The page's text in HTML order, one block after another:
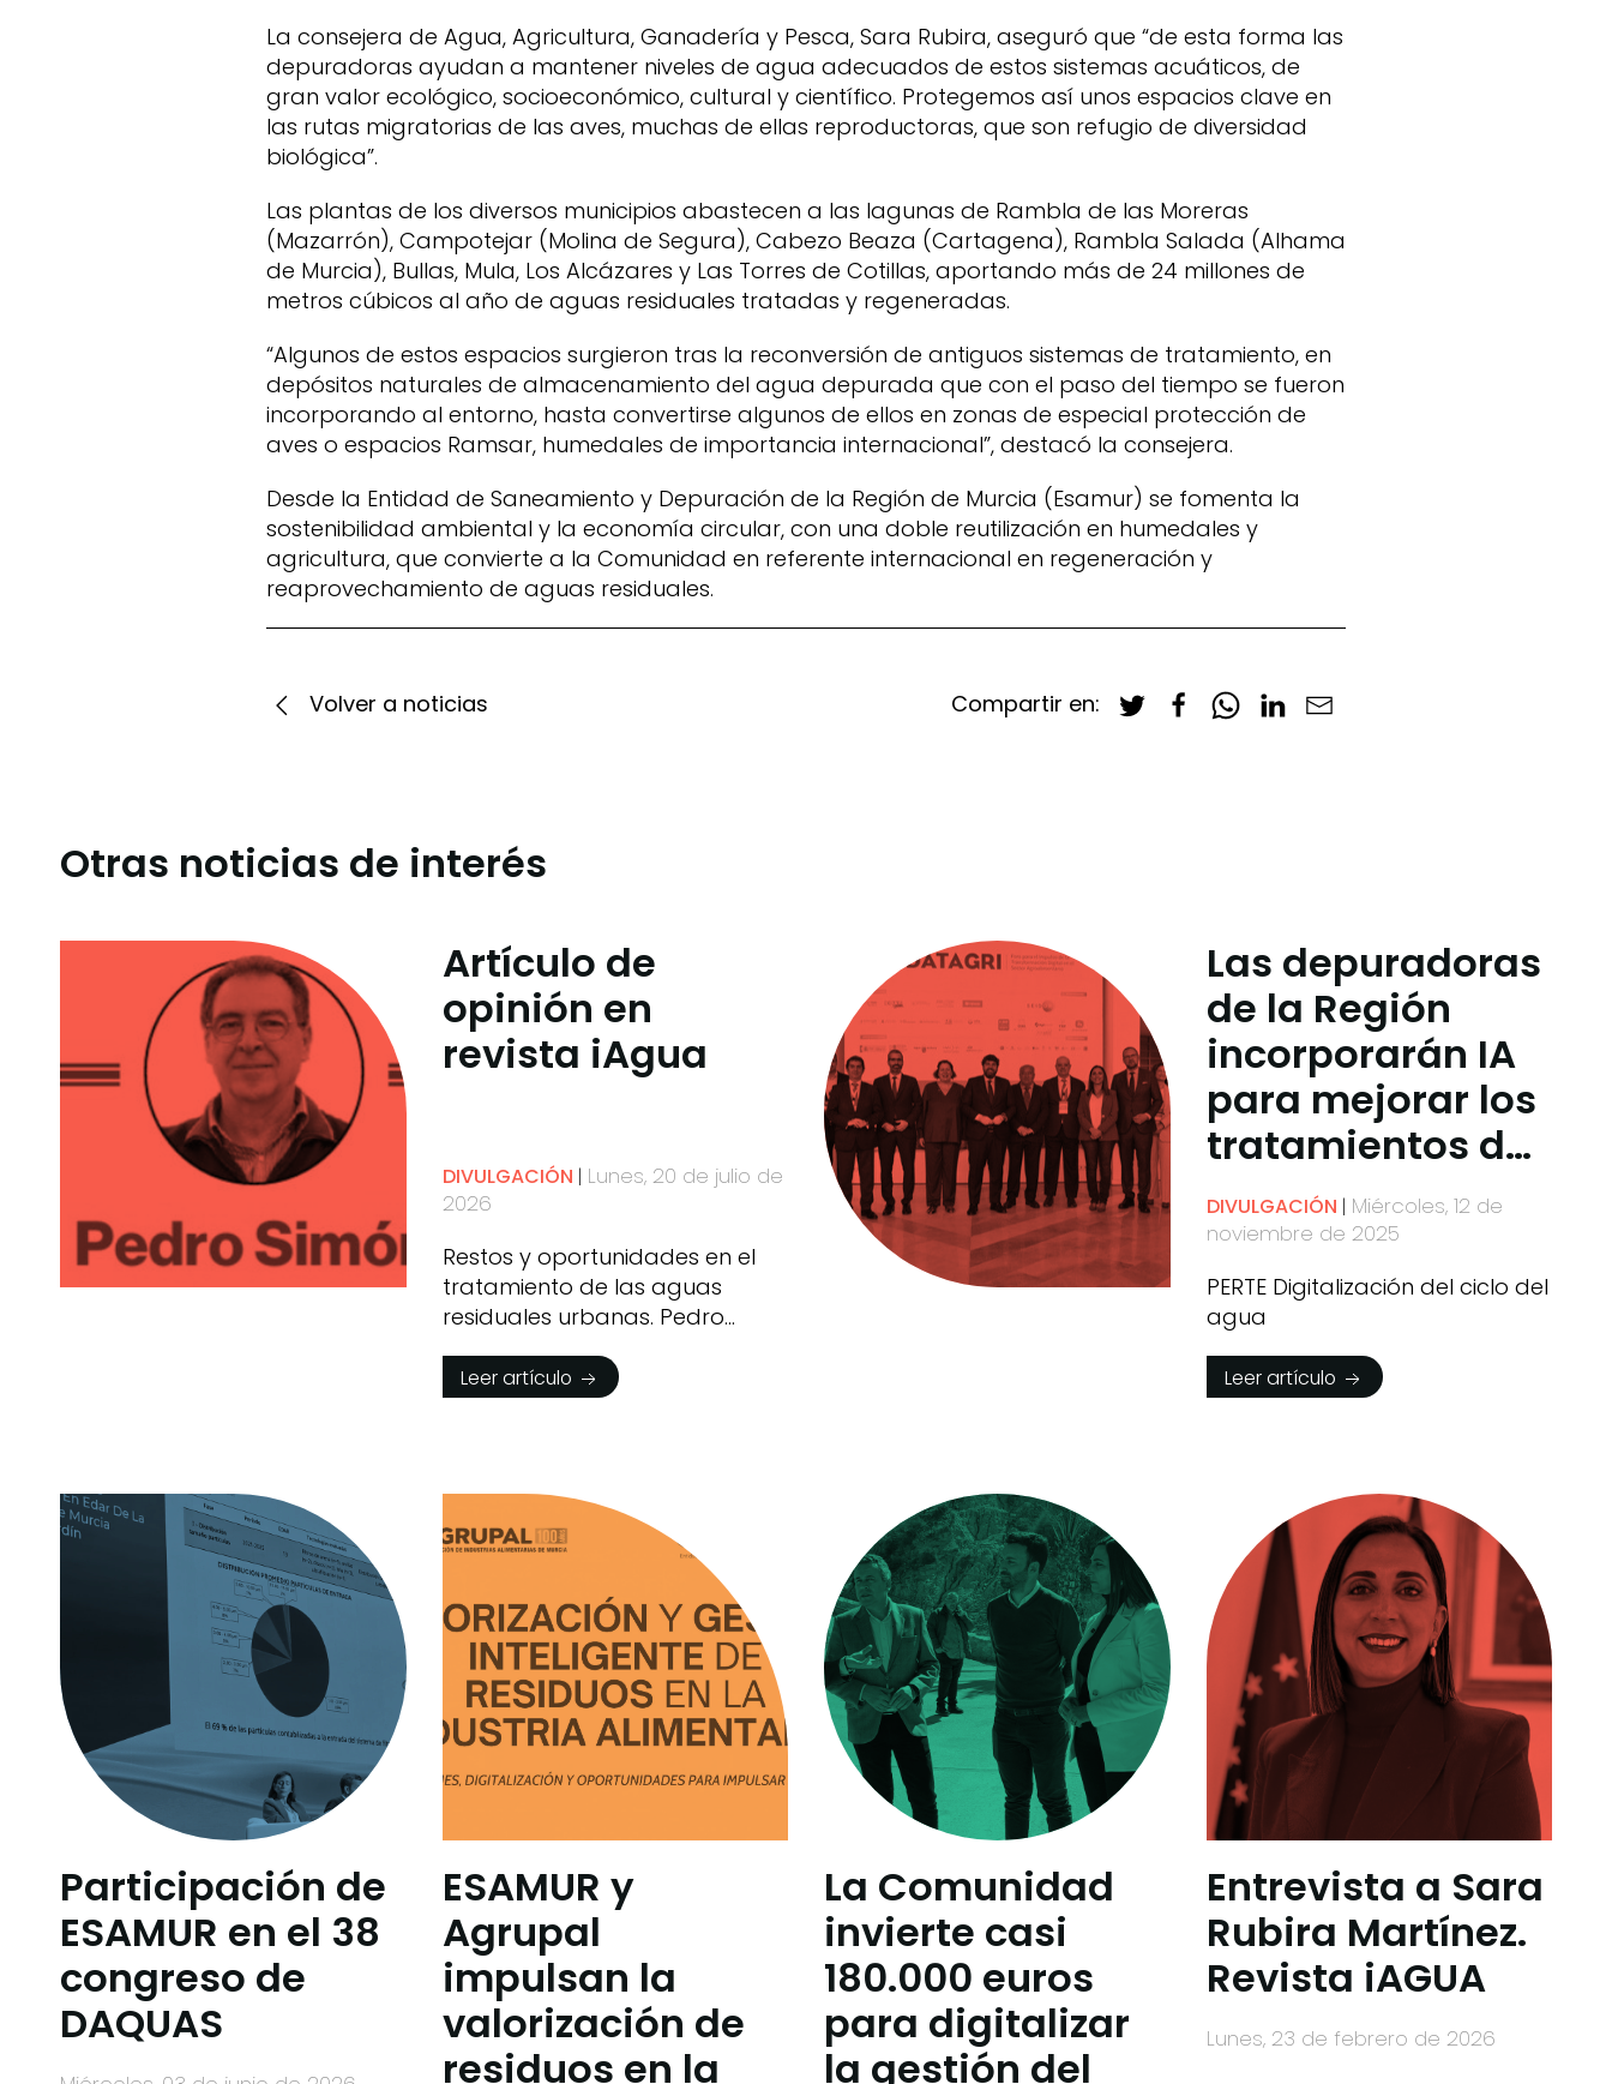
La consejera de Agua, Agricultura, Ganadería y Pesca, Sara Rubira, aseguró que “de esta forma las
depuradoras ayudan a mantener niveles de agua adecuados de estos sistemas acuáticos, de
gran valor ecológico, socioeconómico, cultural y científico. Protegemos así unos espacios clave en
las rutas migratorias de las aves, muchas de ellas reproductoras, que son refugio de diversidad
biológica”.
Las plantas de los diversos municipios abastecen a las lagunas de Rambla de las Moreras
(Mazarrón), Campotejar (Molina de Segura), Cabezo Beaza (Cartagena), Rambla Salada (Alhama
de Murcia), Bullas, Mula, Los Alcázares y Las Torres de Cotillas, aportando más de 24 millones de
metros cúbicos al año de aguas residuales tratadas y regeneradas.
“Algunos de estos espacios surgieron tras la reconversión de antiguos sistemas de tratamiento, en
depósitos naturales de almacenamiento del agua depurada que con el paso del tiempo se fueron
incorporando al entorno, hasta convertirse algunos de ellos en zonas de especial protección de
aves o espacios Ramsar, humedales de importancia internacional”, destacó la consejera.
Desde la Entidad de Saneamiento y Depuración de la Región de Murcia (Esamur) se fomenta la
sostenibilidad ambiental y la economía circular, con una doble reutilización en humedales y
agricultura, que convierte a la Comunidad en referente internacional en regeneración y
reaprovechamiento de aguas residuales.
Volver a noticias Compartir en:
Otras noticias de interés
Artículo de
opinión en
revista iAgua
DIVULGACIÓN
Lunes, 20 de julio de
2026
Restos y oportunidades en el
tratamiento de las aguas
residuales urbanas. Pedro
Leer artículo
Las depuradoras
de la Región
incorporarán IA
para mejorar los
tratamientos de
regeneración del
agua
DIVULGACIÓN
Miércoles, 12 de
noviembre de 2025
PERTE Digitalización del ciclo del
agua
Leer artículo
Participación de
ESAMUR en el 38
congreso de
DAQUAS
ESAMUR y
Agrupal
impulsan la
valorización de
residuos en la
La Comunidad
invierte casi
180.000 euros
para digitalizar
la gestión del
Entrevista a Sara
Rubira Martínez.
Revista iAGUA
lunes, 23 de febrero de 2026